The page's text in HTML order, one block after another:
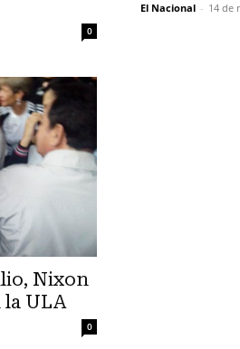
0
El Nacional - 14 de
Nixon
ULA
0